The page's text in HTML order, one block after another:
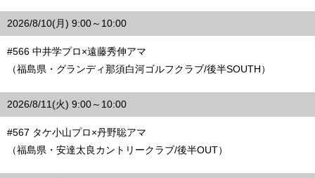
2026/8/10(月) 9:00～10:00
#566 中井学プロ×遠藤秀伸アマ
（福島県・グランディ那須白河ゴルフクラブ/後半SOUTH）
2026/8/11(火) 9:00～10:00
#567 タケ小山プロ×丹野聡アマ
（福島県・安達太良カントリークラブ/後半OUT）